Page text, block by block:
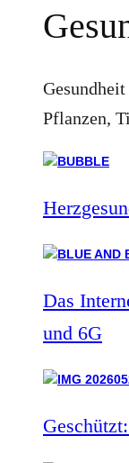
Pflanzen,
Das
und 6G